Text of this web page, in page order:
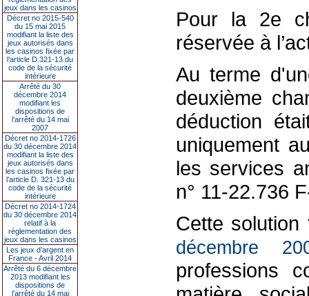
jeux dans les casinos
Décret no 2015-540
du 15 mai 2015
modifiant la liste des
jeux autorisés dans
les casinos fixée par
l’article D.321-13 du
code de la sécurité
intérieure
Arrêté du 30
décembre 2014
modifiant les
dispositions de
l’arrêté du 14 mai
2007
Décret no 2014-1726
du 30 décembre 2014
modifiant la liste des
jeux autorisés dans
les casinos fixée par
l’article D. 321-13 du
code de la sécurité
intérieure
Décret no 2014-1724
du 30 décembre 2014
relatif à la
réglementation des
jeux dans les casinos
Les jeux d’argent en
France - Avril 2014
Arrêté du 6 décembre
2013 modifiant les
dispositions de
l’arrêté du 14 mai
Pour la 2e
réservée à
Au terme
deuxième
déduction
uniquement
les services
n° 11-22.736
Cette solution
décembre
professions